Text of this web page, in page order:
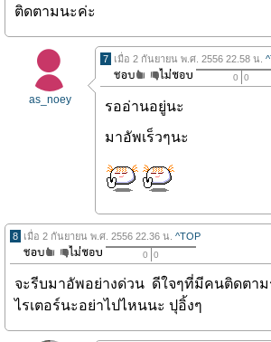
ติดตามนะค่ะ
as_noey
7 เมื่อ 2 กันยายน พ.ศ. 2556 22.58 น.
0 0
รออ่านอยู่นะ
มาอัพเร็วๆนะ
8 เมื่อ 2 กันยายน พ.ศ. 2556 22.36 น. ^TOP
0 0
จะรีบมาอัพอย่างด่วน ดีใจๆที่มีคนติดตาม
ไรเตอร์นะอย่าไปไหนนะ ปุอิ้งๆ